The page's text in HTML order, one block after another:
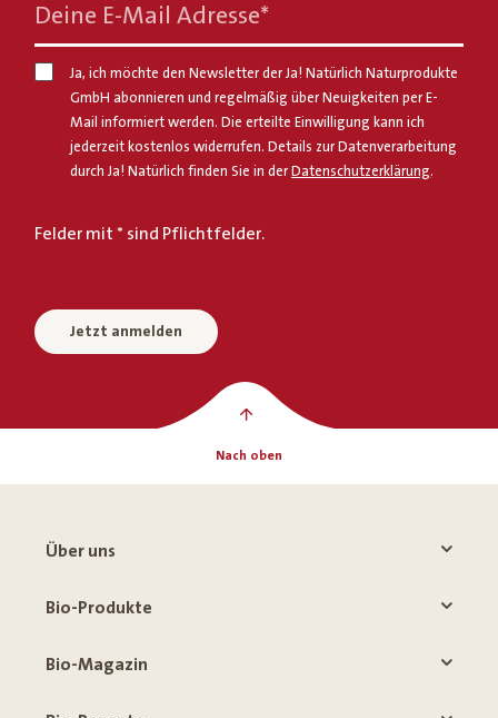
Deine E-Mail Adresse*
Ja, ich möchte den Newsletter der Ja! Natürlich Naturprodukte
GmbH abonnieren und regelmäßig über Neuigkeiten per E-
Mail informiert werden. Die erteilte Einwilligung kann ich
jederzeit kostenlos widerrufen. Details zur Datenverarbeitung
durch Ja! Natürlich finden Sie in derDatenschutzerklärung.
Felder mit * sind Pflichtfelder.
Jetzt anmelden
Nach oben
Über uns
Bio-Produkte
Bio-Magazin